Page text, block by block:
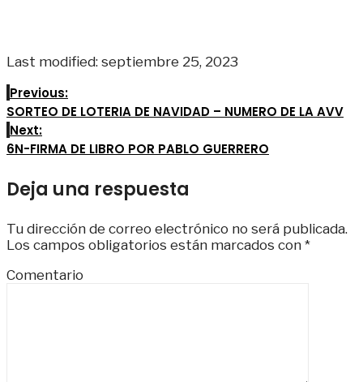
Last modified: septiembre 25, 2023
Previous:
SORTEO DE LOTERIA DE NAVIDAD – NUMERO DE LA AVV
Next:
6N-FIRMA DE LIBRO POR PABLO GUERRERO
Deja una respuesta
Tu dirección de correo electrónico no será publicada.
Los campos obligatorios están marcados con *
Comentario